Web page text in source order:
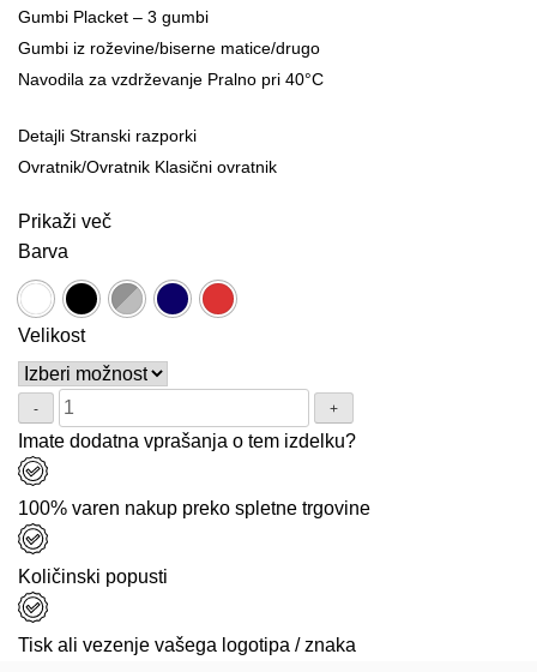
Gumbi Placket – 3 gumbi
Gumbi iz roževine/biserne matice/drugo
Navodila za vzdrževanje Pralno pri 40°C
Detajli Stranski razporki
Ovratnik/Ovratnik Klasični ovratnik
Prikaži več
Barva
Velikost
Količina:
Imate dodatna vprašanja o tem izdelku?
100% varen nakup preko spletne trgovine
Količinski popusti
Tisk ali vezenje vašega logotipa / znaka